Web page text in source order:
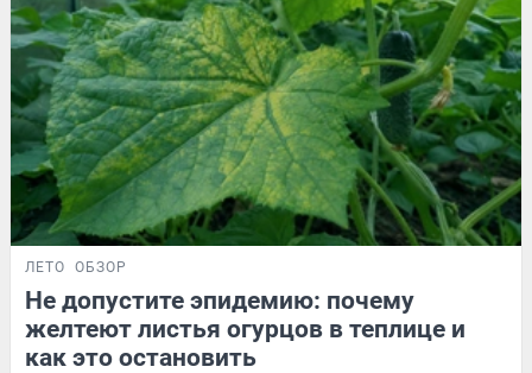
ЛЕТО ОБЗОР
Не допустите эпидемию: почему
желтеют листья огурцов в теплице и
как это остановить